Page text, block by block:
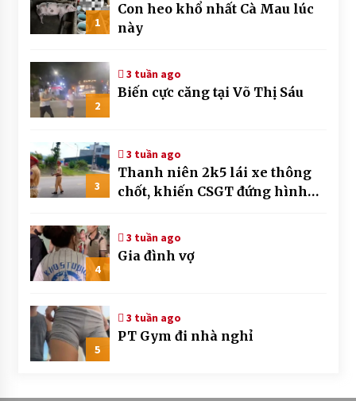
1
Con heo khổ nhất Cà Mau lúc
này
2
3 tuần ago
Biến cực căng tại Võ Thị Sáu
3
3 tuần ago
Thanh niên 2k5 lái xe thông
chốt, khiến CSGT đứng hình
4
3 tuần ago
Gia đình vợ
5
3 tuần ago
PT Gym đi nhà nghỉ